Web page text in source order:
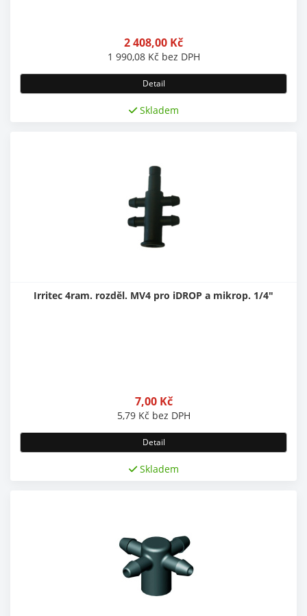
2 408,00 Kč
1 990,08 Kč bez DPH
Detail
Skladem
Irritec 4ram. rozděl. MV4 pro iDROP a mikrop. 1/4"
7,00 Kč
5,79 Kč bez DPH
Detail
Skladem